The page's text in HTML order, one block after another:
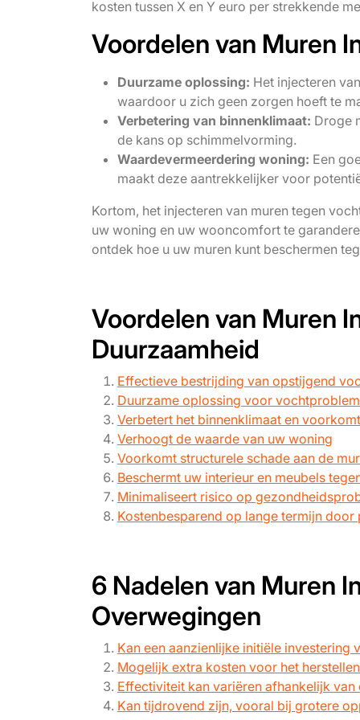
kosten tussen X en Y euro per strekkende
Voordelen van Muren
Duurzame oplossing: Het injecteren
waardoor u zich geen zorgen hoeft te
Verbetering van binnenklimaat: Droge
de kans op schimmelvorming.
Waardevermeerdering woning: Een
maakt deze aantrekkelijker voor
Kortom, het injecteren van muren tegen
uw woning en uw wooncomfort te
ontdek hoe u uw muren kunt beschermen
Voordelen van Muren
Duurzaamheid
Effectieve bestrijding van opstijgend
Duurzame oplossing voor
Verbetert het binnenklimaat en
Verhoogt de waarde van uw woning
Voorkomt structurele schade aan de
Beschermt uw interieur en meubels
Minimaliseert risico op
Kostenbesparend op lange termijn
6 Nadelen van Muren
Overwegingen
Kan een aanzienlijke initiële investering
Mogelijk extra kosten voor het
Effectiviteit kan variëren afhankelijk
Kan tijdrovend zijn, vooral bij grotere